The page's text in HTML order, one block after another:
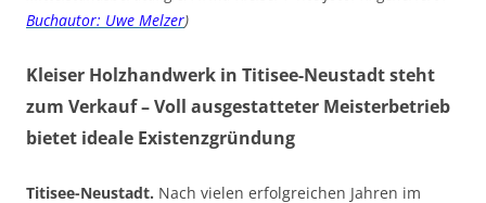
Buchautor: Uwe Melzer)
Kleiser Holzhandwerk in Titisee-Neustadt steht
zum Verkauf – Voll ausgestatteter Meisterbetrieb
bietet ideale Existenzgründung
Titisee-Neustadt. Nach vielen erfolgreichen Jahren im